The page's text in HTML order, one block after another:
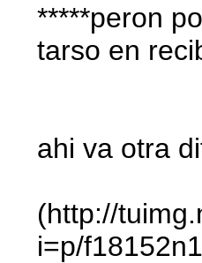
*****peron
tarso en
ahi va otra
(http://
i=p/